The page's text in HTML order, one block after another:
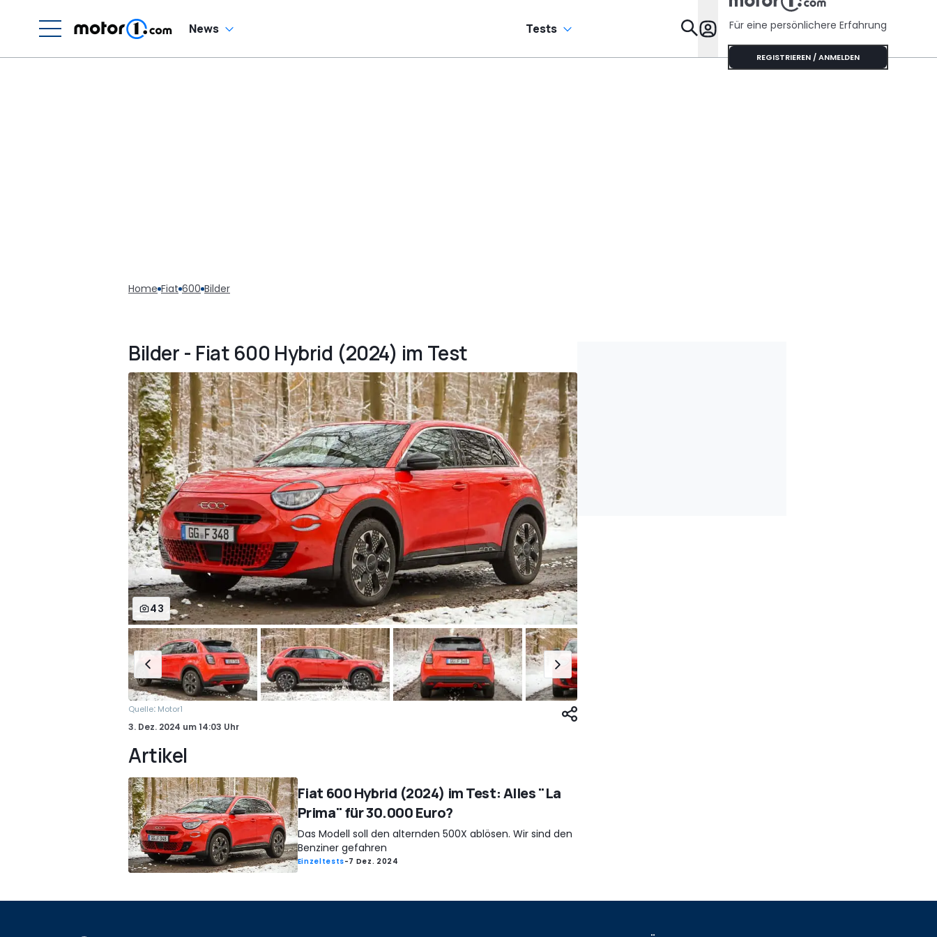
News Tests Specials
Für eine persönlichere Erfahrung
REGISTRIEREN / ANMELDEN
Home Fiat 600 Bilder
Bilder - Fiat 600 Hybrid (2024) im Test
43
Quelle: Motor1
3. Dez. 2024 um14:03 Uhr
Artikel
Fiat 600 Hybrid (2024) im Test: Alles "La
Prima" für 30.000 Euro?
Das Modell soll den alternden 500X ablösen. Wir sind den
Benziner gefahren
Einzeltests-7 Dez. 2024